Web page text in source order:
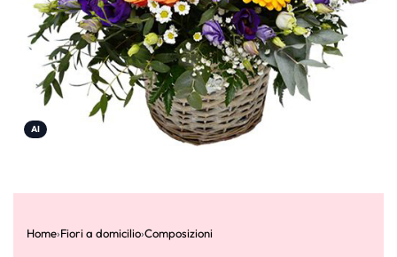
AI
Home›Fiori a domicilio›Composizioni